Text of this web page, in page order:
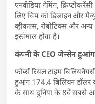
एनवीडिया गेमिंग,
लिए चिप को डिजाइन और
व्हीकल्स, रोबोटिक्स और
इस्तेमाल होता है।
कंपनी के CEO जेन्सेन हुआंग
फोर्ब्स रियल टाइम
हुआंग 174.4 बिलियन डॉलर
के साथ दुनिया के 8वें सबसे